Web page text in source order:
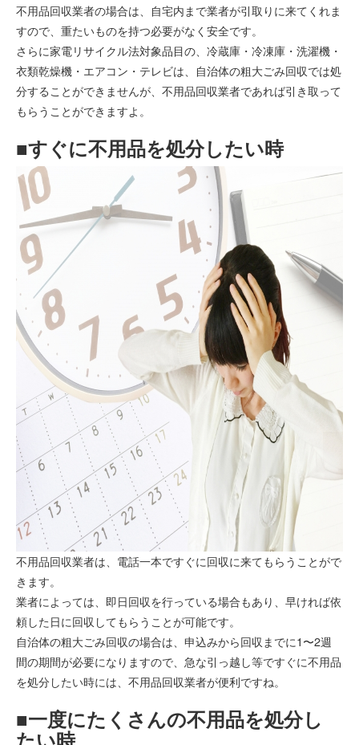
不用品回収業者の場合は、自宅内まで業者が引取りに来てくれま
すので、重たいものを持つ必要がなく安全です。
さらに家電リサイクル法対象品目の、冷蔵庫・冷凍庫・洗濯機・
衣類乾燥機・エアコン・テレビは、自治体の粗大ごみ回収では処
分することができませんが、不用品回収業者であれば引き取って
もらうことができますよ。
■すぐに不用品を処分したい時
不用品回収業者は、電話一本ですぐに回収に来てもらうことがで
きます。
業者によっては、即日回収を行っている場合もあり、早ければ依
頼した日に回収してもらうことが可能です。
自治体の粗大ごみ回収の場合は、申込みから回収までに1〜2週
間の期間が必要になりますので、急な引っ越し等ですぐに不用品
を処分したい時には、不用品回収業者が便利ですね。
■一度にたくさんの不用品を処分し
たい時